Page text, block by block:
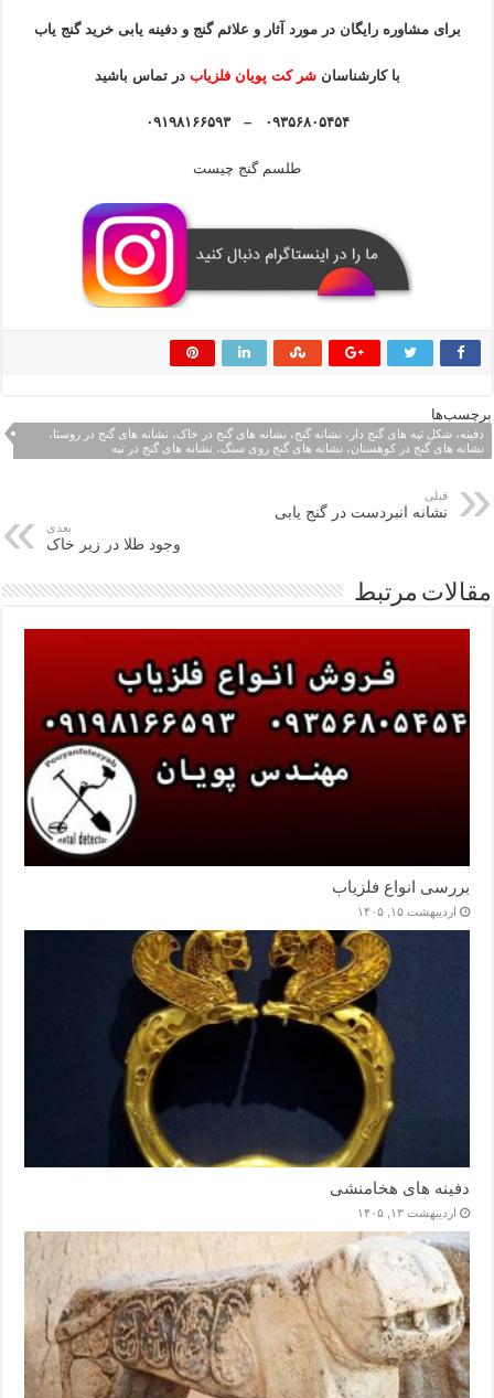
برای مشاوره رایگان در مورد آثار و علائم گنج و دفینه یابی خرید گنج یاب
با کارشناسانشر کت پویان فلزیاب در تماس باشید
۰۹۳۵۶۸۰۵۴۵۴ – ۰۹۱۹۸۱۶۶۵۹۳
طلسم گنج چیست
برچسب‌ها
دفینه، شکل تپه های گنج دار، نشانه گنج، نشانه های گنج در خاک، نشانه های گنج در روستا،
نشانه های گنج در کوهستان، نشانه های گنج روی سنگ، نشانه های گنج در تپه
قبلی
نشانه انبردست در گنج یابی
بعدی
وجود طلا در زیر خاک
مقالات مرتبط
بررسی انواع فلزیاب
اردیبهشت ۱۵, ۱۴۰۵
دفینه های هخامنشی
اردیبهشت ۱۳, ۱۴۰۵